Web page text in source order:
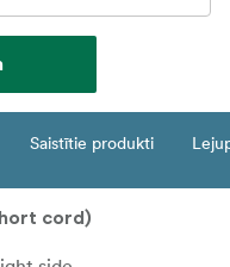
Saistītie produkti
cord)